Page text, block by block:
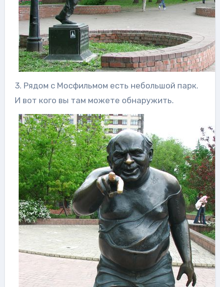
3. Рядом с Мосфильмом есть небольшой парк.
И вот кого вы там можете обнаружить.